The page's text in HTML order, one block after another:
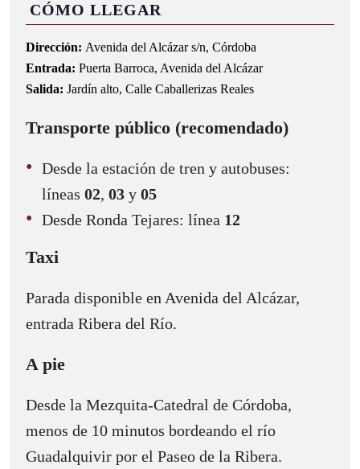
CÓMO LLEGAR
Dirección: Avenida del Alcázar s/n, Córdoba
Entrada: Puerta Barroca, Avenida del Alcázar
Salida: Jardín alto, Calle Caballerizas Reales
Transporte público (recomendado)
Desde la estación de tren y autobuses:
líneas 02, 03 y 05
Desde Ronda Tejares: línea 12
Taxi
Parada disponible en Avenida del Alcázar,
entrada Ribera del Río.
A pie
Desde la Mezquita-Catedral de Córdoba,
menos de 10 minutos bordeando el río
Guadalquivir por el Paseo de la Ribera.